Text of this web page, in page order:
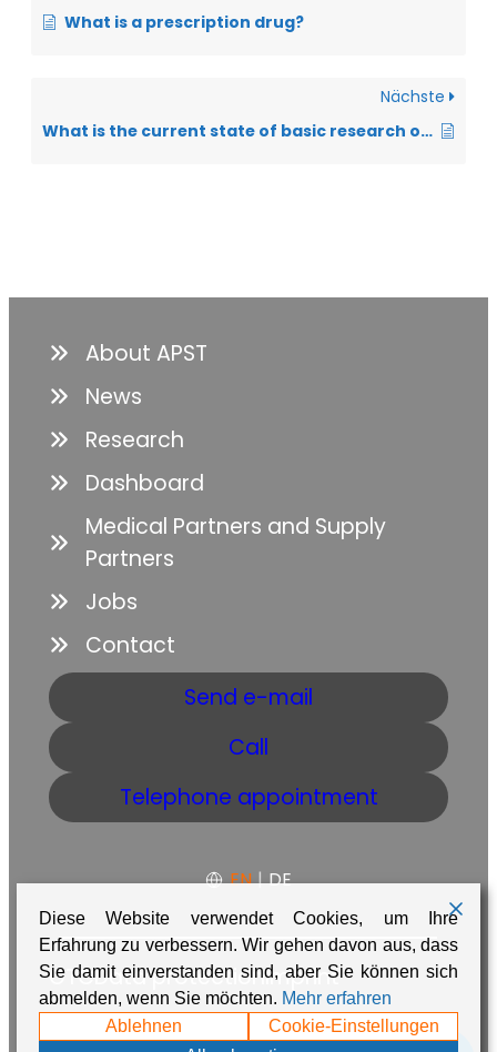
What is a prescription drug?
Nächste
What is the current state of basic research on ALS?
About APST
News
Research
Dashboard
Medical Partners and Supply
Partners
Jobs
Contact
Send e-mail
Call
Telephone appointment
EN | DE
GTCData protectionImprint
Made with ❤️ in Namibia byAdaire
Diese Website verwendet Cookies, um Ihre
Erfahrung zu verbessern. Wir gehen davon aus, dass
Sie damit einverstanden sind, aber Sie können sich
abmelden, wenn Sie möchten. Mehr erfahren
Ablehnen
Cookie-Einstellungen